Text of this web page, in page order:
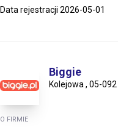
Data rejestracji 2026-05-01
Biggie
Kolejowa , 05-
O FIRMIE